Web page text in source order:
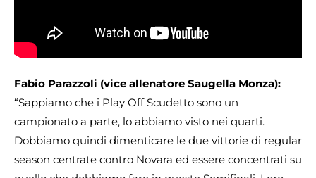
Fabio Parazzoli (vice allenatore Saugella Monza):
“Sappiamo che i Play Off Scudetto sono un
campionato a parte, lo abbiamo visto nei quarti.
Dobbiamo quindi dimenticare le due vittorie di regular
season centrate contro Novara ed essere concentrati su